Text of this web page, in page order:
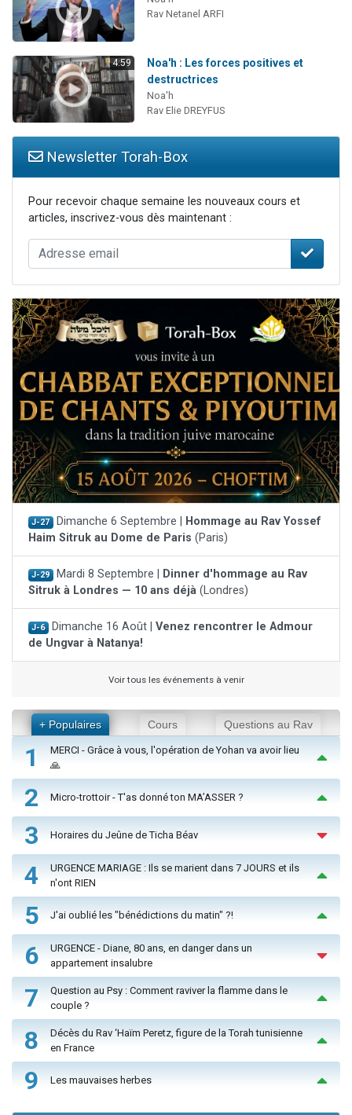
Rav Netanel ARFI
4:59
Noa'h : Les forces positives et
destructrices
Noa'h
Rav Elie DREYFUS
Newsletter Torah-Box
Pour recevoir chaque semaine les nouveaux cours et
articles, inscrivez-vous dès maintenant :
J-27 Dimanche 6 Septembre |
Hommage au Rav Yossef
Haim Sitruk au Dome de Paris (Paris)
J-29 Mardi 8 Septembre |
Dinner d'hommage au Rav
Sitruk à Londres — 10 ans déjà (Londres)
J-6 Dimanche 16 Août | Venez rencontrer le Admour
de Ungvar à Natanya!
Voir tous les événements à venir
+ Populaires Cours Questions au Rav
1
MERCI - Grâce à vous, l'opération de Yohan va avoir lieu
🙏
2 Micro-trottoir - T'as donné ton MA’ASSER ?
3 Horaires du Jeûne de Ticha Béav
4
URGENCE MARIAGE : Ils se marient dans 7 JOURS et ils
n'ont RIEN
5 J'ai oublié les "bénédictions du matin" ?!
6
URGENCE - Diane, 80 ans, en danger dans un
appartement insalubre
7
Question au Psy : Comment raviver la flamme dans le
couple ?
8
Décès du Rav ‘Haïm Peretz, figure de la Torah tunisienne
en France
9 Les mauvaises herbes